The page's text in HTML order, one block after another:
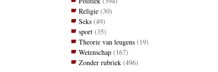
Religie(30)
Seks(49)
sport(35)
Theorie van leugens(19)
Wetenschap(167)
Zonder rubriek(496)